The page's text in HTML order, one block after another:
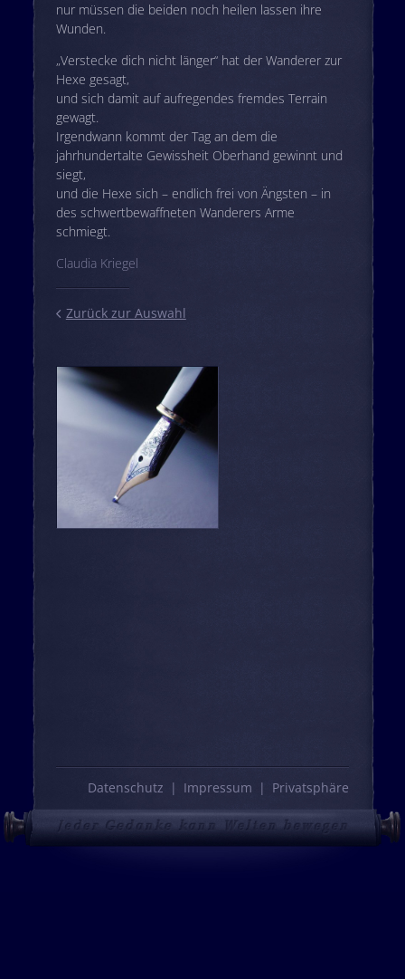
nur müssen die beiden noch heilen lassen ihre
Wunden.
„Verstecke dich nicht länger“ hat der Wanderer zur
Hexe gesagt,
und sich damit auf aufregendes fremdes Terrain
gewagt.
Irgendwann kommt der Tag an dem die
jahrhundertalte Gewissheit Oberhand gewinnt und
siegt,
und die Hexe sich – endlich frei von Ängsten – in
des schwertbewaffneten Wanderers Arme
schmiegt.
Claudia Kriegel
Zurück zur Auswahl
Datenschutz Impressum Privatsphäre